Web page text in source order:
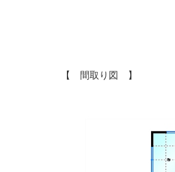
【 間取り図 】